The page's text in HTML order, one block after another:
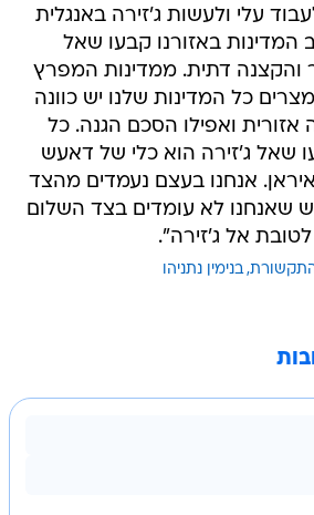
עלי ולעשות ג'זירה באנגלית
המדינות באזורנו קבעו שאל
והקצנה דתית. ממדינות המפרץ
כל המדינות שלנו יש כוונה
אזורית ואפילו הסכם הגנה. כל
שאל ג'זירה הוא כלי של דאעש
אנחנו בעצם נעמדים מהצד
שאנחנו לא עומדים בצד השלום
אל ג'זירה".
בנימין נתניהו